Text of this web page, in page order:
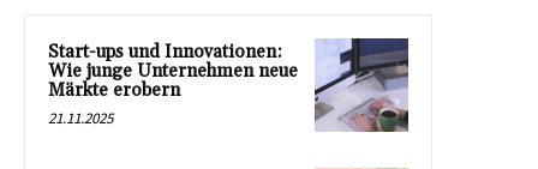
Start-ups und Innovationen:
Wie junge Unternehmen neue
Märkte erobern
21.11.2025